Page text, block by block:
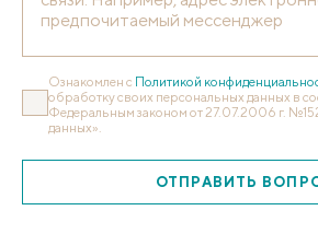
Ознакомлен с Политикой
обработку своих персональных данных в
Федеральным законом от 27.07.2006 г.
данных».
ОТПРАВИТЬ